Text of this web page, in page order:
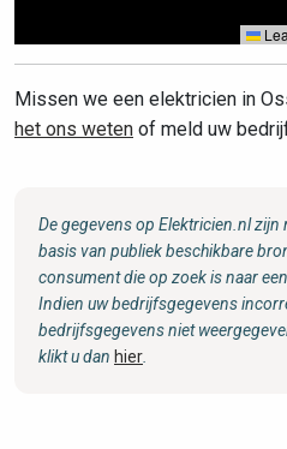
Missen we een elektricien in
het ons weten of meld uw
De gegevens op Elektricien.nl
basis van publiek beschikbare
consument die op zoek is naar
Indien uw bedrijfsgegevens
bedrijfsgegevens niet
klikt u dan hier